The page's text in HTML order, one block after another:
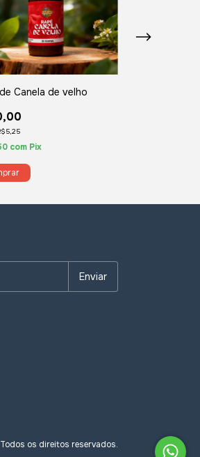
Canela de velho
com Pix
os direitos reservados.